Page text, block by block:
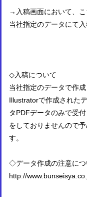
→入稿画面において、こ
当社指定のデータにて入
◇入稿について
当社指定のデータで作成
Illustratorで作成された
タPDFデータのみで受
をしておりませんので
す。
◇データ作成の注意につ
http://